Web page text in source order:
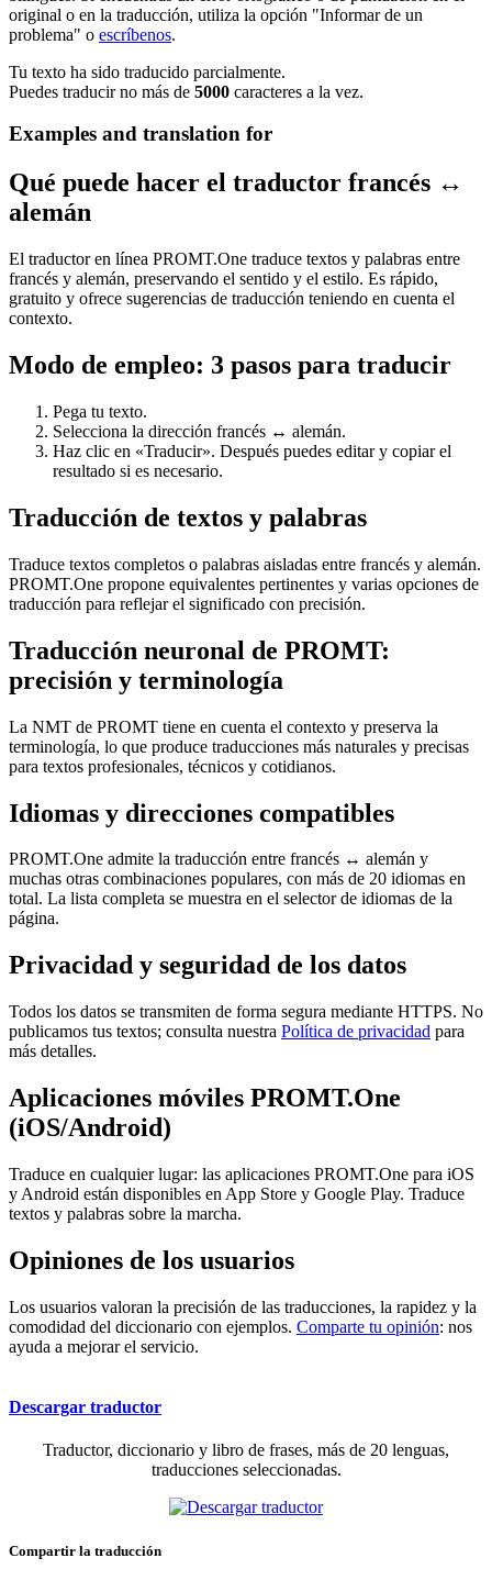
original o en la traducción, utiliza la opción "Informar de un
problema" o escríbenos.
Tu texto ha sido traducido parcialmente.
Puedes traducir no más de 5000 caracteres a la vez.
Examples and translation for
Qué puede hacer el traductor francés ↔
alemán
El traductor en línea PROMT.One traduce textos y palabras entre
francés y alemán, preservando el sentido y el estilo. Es rápido,
gratuito y ofrece sugerencias de traducción teniendo en cuenta el
contexto.
Modo de empleo: 3 pasos para traducir
Pega tu texto.
Selecciona la dirección francés ↔ alemán.
Haz clic en «Traducir». Después puedes editar y copiar el
resultado si es necesario.
Traducción de textos y palabras
Traduce textos completos o palabras aisladas entre francés y alemán.
PROMT.One propone equivalentes pertinentes y varias opciones de
traducción para reflejar el significado con precisión.
Traducción neuronal de PROMT:
precisión y terminología
La NMT de PROMT tiene en cuenta el contexto y preserva la
terminología, lo que produce traducciones más naturales y precisas
para textos profesionales, técnicos y cotidianos.
Idiomas y direcciones compatibles
PROMT.One admite la traducción entre francés ↔ alemán y
muchas otras combinaciones populares, con más de 20 idiomas en
total. La lista completa se muestra en el selector de idiomas de la
página.
Privacidad y seguridad de los datos
Todos los datos se transmiten de forma segura mediante HTTPS. No
publicamos tus textos; consulta nuestra Política de privacidad para
más detalles.
Aplicaciones móviles PROMT.One
(iOS/Android)
Traduce en cualquier lugar: las aplicaciones PROMT.One para iOS
y Android están disponibles en App Store y Google Play. Traduce
textos y palabras sobre la marcha.
Opiniones de los usuarios
Los usuarios valoran la precisión de las traducciones, la rapidez y la
comodidad del diccionario con ejemplos. Comparte tu opinión: nos
ayuda a mejorar el servicio.
Descargar traductor
Traductor, diccionario y libro de frases, más de 20 lenguas,
traducciones seleccionadas.
Compartir la traducción